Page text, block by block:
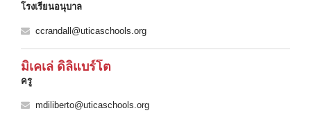
โรงเรียนอนุบาล
ccrandall@uticaschools.org
มิเคเล่ ดิลิแบร์โต
ครู
mdiliberto@uticaschools.org